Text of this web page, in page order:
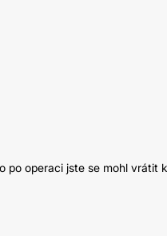
operaci jste se mohl vrátit